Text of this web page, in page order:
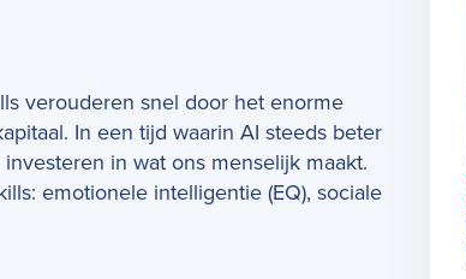
verouderen snel door het enorme
In een tijd waarin AI steeds beter
in wat ons menselijk maakt.
emotionele intelligentie (EQ), sociale